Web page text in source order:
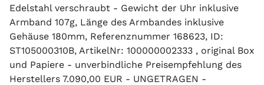
Edelstahl verschraubt - Gewicht der Uhr inklusive
Armband 107g, Länge des Armbandes inklusive
Gehäuse 180mm, Referenznummer 168623, ID:
ST105000310B, ArtikelNr: 100000002333 , original Box
und Papiere - unverbindliche Preisempfehlung des
Herstellers 7.090,00 EUR - UNGETRAGEN -